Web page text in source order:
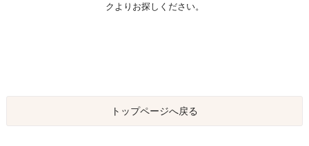
クよりお探しください。
トップページへ戻る